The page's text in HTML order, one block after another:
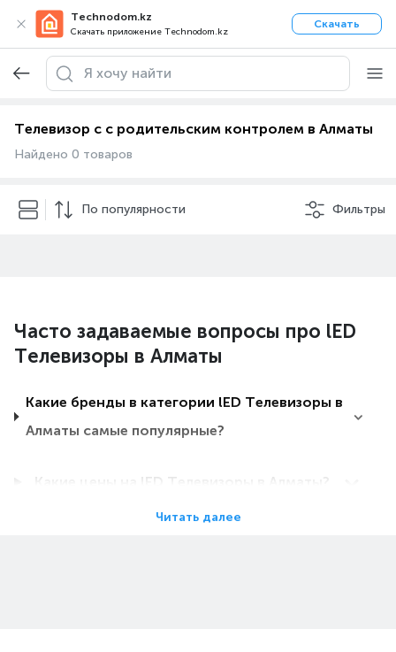
Technodom.kz
Скачать приложение Technodom.kz
Скачать
Телевизор с с родительским контролем в Алматы
Найдено 0 товаров
По популярности Фильтры
Часто задаваемые вопросы про lED
Телевизоры в Алматы
Какие бренды в категории lED Телевизоры в
Алматы самые популярные?
Какие цены на lED Телевизоры в Алматы?
Читать далее